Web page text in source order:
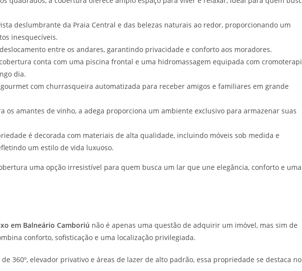
deslumbrante da Praia Central e das belezas naturais ao redor, proporcionando um
inesquecíveis.
entre os andares, garantindo privacidade e conforto aos moradores.
conta com uma piscina frontal e uma hidromassagem equipada com
dia.
gourmet com churrasqueira automatizada para receber amigos e familiares em grande
os amantes de vinho, a adega proporciona um ambiente exclusivo para armazenar suas
é decorada com materiais de alta qualidade, incluindo móveis sob medida e
um estilo de vida luxuoso.
uma opção irresistível para quem busca um lar que une elegância, conforto e uma
em Balneário Camboriú não é apenas uma questão de adquirir um imóvel, mas sim de
conforto, sofisticação e uma localização privilegiada.
360º, elevador privativo e áreas de lazer de alto padrão, essa propriedade se destaca no